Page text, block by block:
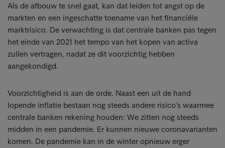
Als de afbouw te snel gaat, kan dat leiden tot angst op de
markten en een ingeschatte toename van het financiële
marktrisico. De verwachting is dat centrale banken pas tegen
het einde van 2021 het tempo van het kopen van activa
zullen vertragen, nadat ze dit voorzichtig hebben
aangekondigd.
Voorzichtigheid is aan de orde. Naast een uit de hand
lopende inflatie bestaan nog steeds andere risico’s waarmee
centrale banken rekening houden: We zitten nog steeds
midden in een pandemie. Er kunnen nieuwe coronavarianten
komen. De pandemie kan in de winter opnieuw erger